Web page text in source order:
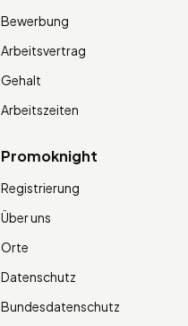
Bewerbung
Arbeitsvertrag
Gehalt
Arbeitszeiten
Promoknight
Registrierung
Über uns
Orte
Datenschutz
Bundesdatenschutz